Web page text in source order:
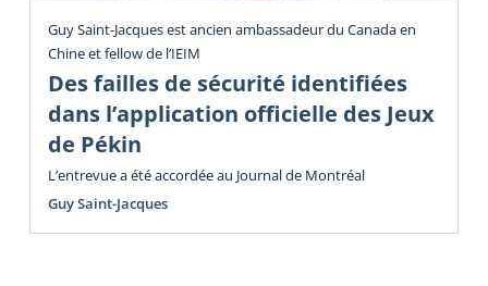
Guy Saint-Jacques est ancien ambassadeur du Canada en
Chine et fellow de l’IEIM
Des failles de sécurité identifiées
dans l’application officielle des Jeux
de Pékin
L’entrevue a été accordée au Journal de Montréal
Guy Saint-Jacques